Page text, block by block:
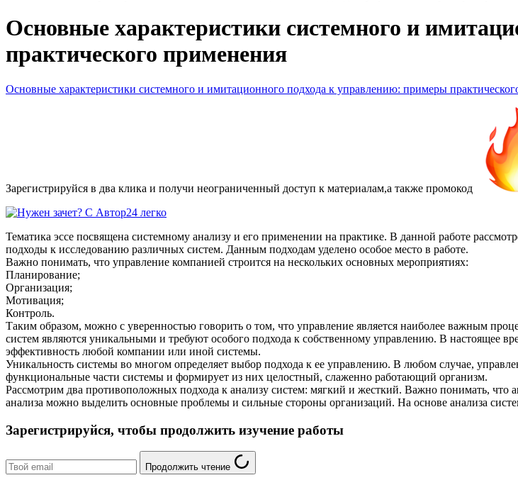
Основные характеристики системного и
практического применения
Основные характеристики системного и имитационного подхода к управлению: примеры
Зарегистрируйся в два клика и получи неограниченный доступ к материалам,а также промокод
Тематика эссе посвящена системному анализу и его применении на практике. В данной работе
подходы к исследованию различных систем. Данным подходам уделено особое место в работе.
Важно понимать, что управление компанией строится на нескольких основных мероприятиях:
Планирование;
Организация;
Мотивация;
Контроль.
Таким образом, можно с уверенностью говорить о том, что управление является наиболее важным
систем являются уникальными и требуют особого подхода к собственному управлению. В настоящее
эффективность любой компании или иной системы.
Уникальность системы во многом определяет выбор подхода к ее управлению. В любом случае,
функциональные части системы и формирует из них целостный, слаженно работающий организм.
Рассмотрим два противоположных подхода к анализу систем: мягкий и жесткий. Важно понимать,
анализа можно выделить основные проблемы и сильные стороны организаций. На основе анализа
Зарегистрируйся, чтобы продолжить изучение работы
Продолжить чтение